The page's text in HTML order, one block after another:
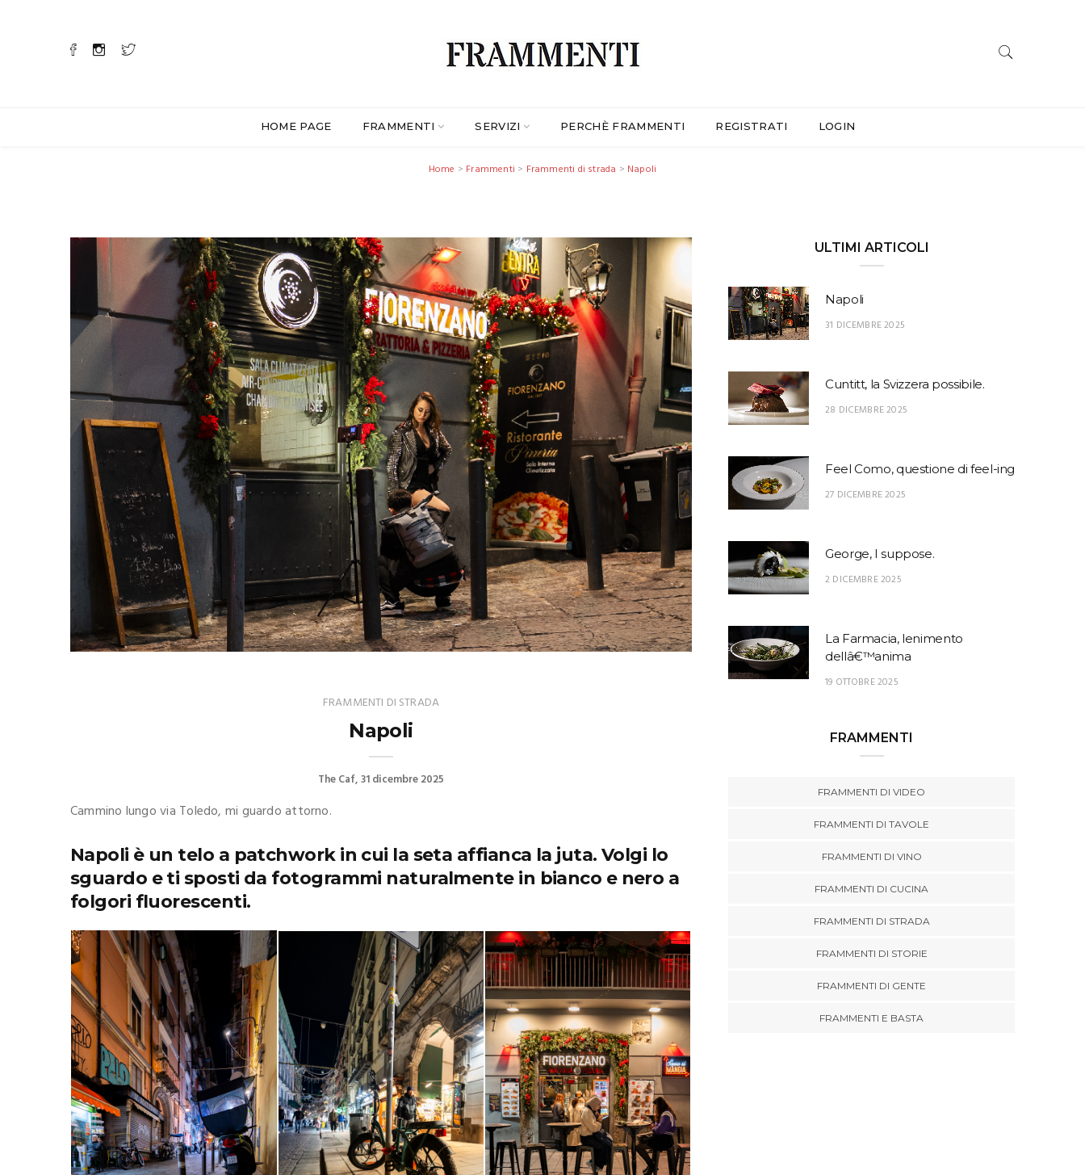
HOME PAGE FRAMMENTI SERVIZI PERCHÈ FRAMMENTI REGISTRATI LOGIN
Home > Frammenti > Frammenti di strada > Napoli
FRAMMENTI DI STRADA
Napoli
The Caf 31 dicembre 2025
Cammino lungo via Toledo, mi guardo attorno.
Napoli è un telo a patchwork in cui la seta affianca la juta. Volgi lo
sguardo e ti sposti da fotogrammi naturalmente in bianco e nero a
folgori fluorescenti.
ULTIMI ARTICOLI
Napoli
31 DICEMBRE 2025
Cuntitt, la Svizzera possibile.
28 DICEMBRE 2025
Feel Como, questione di feel-ing
27 DICEMBRE 2025
George, I suppose.
2 DICEMBRE 2025
La Farmacia, lenimento
dellâ€™anima
19 OTTOBRE 2025
FRAMMENTI
FRAMMENTI DI VIDEO
FRAMMENTI DI TAVOLE
FRAMMENTI DI VINO
FRAMMENTI DI CUCINA
FRAMMENTI DI STRADA
FRAMMENTI DI STORIE
FRAMMENTI DI GENTE
FRAMMENTI E BASTA